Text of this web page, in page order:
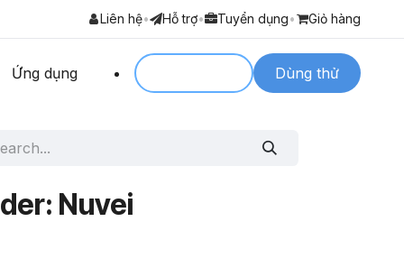
Liên hệ• Hỗ trợ• Tuyển dụng• Giỏ hàng
Ứng dụng Dùng thử
Nuvei